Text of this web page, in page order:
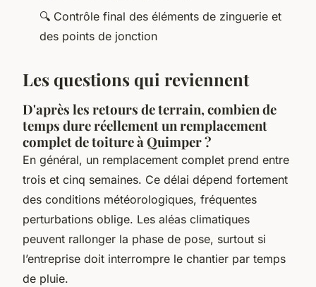
🔍 Contrôle final des éléments de zinguerie et
des points de jonction
Les questions qui reviennent
D'après les retours de terrain, combien de
temps dure réellement un remplacement
complet de toiture à Quimper ?
En général, un remplacement complet prend entre
trois et cinq semaines. Ce délai dépend fortement
des conditions météorologiques, fréquentes
perturbations oblige. Les aléas climatiques
peuvent rallonger la phase de pose, surtout si
l’entreprise doit interrompre le chantier par temps
de pluie.